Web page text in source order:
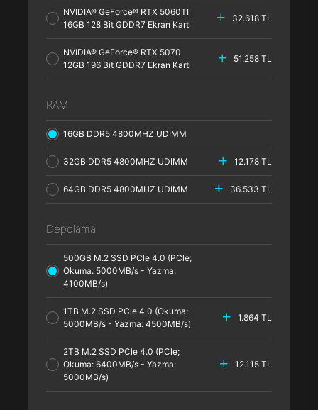
NVIDIA® GeForce® RTX 5060TI
16GB 128 Bit GDDR7 Ekran Kartı
32.618 TL
NVIDIA® GeForce® RTX 5070
12GB 196 Bit GDDR7 Ekran Kartı
51.258 TL
RAM
16GB DDR5 4800MHZ UDIMM
32GB DDR5 4800MHZ UDIMM 12.178 TL
64GB DDR5 4800MHZ UDIMM 36.533 TL
Depolama
500GB M.2 SSD PCle 4.0 (PCle;
Okuma: 5000MB/s - Yazma:
4100MB/s)
1TB M.2 SSD PCle 4.0 (Okuma:
5000MB/s - Yazma: 4500MB/s)
1.864 TL
2TB M.2 SSD PCle 4.0 (PCle;
Okuma: 6400MB/s - Yazma:
5000MB/s)
12.115 TL